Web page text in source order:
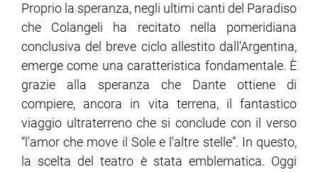
Proprio la speranza, negli ultimi canti del Paradiso
che Colangeli ha recitato nella pomeridiana
conclusiva del breve ciclo allestito dall'Argentina,
emerge come una caratteristica fondamentale. È
grazie alla speranza che Dante ottiene di
compiere, ancora in vita terrena, il fantastico
viaggio ultraterreno che si conclude con il verso
“l'amor che move il Sole e l'altre stelle”. In questo,
la scelta del teatro è stata emblematica. Oggi